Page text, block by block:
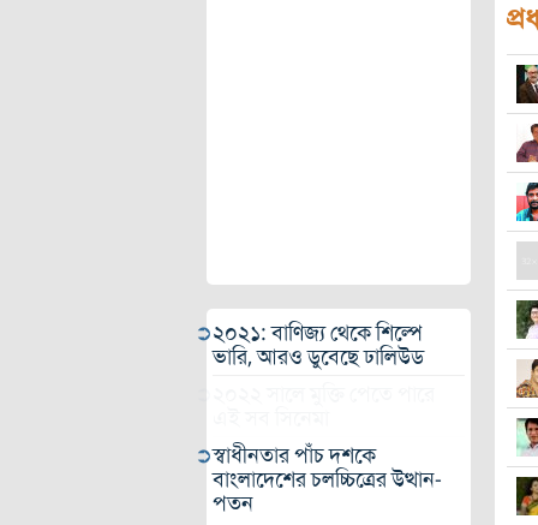
২০২১: বাণিজ্য থেকে শিল্পে
ভারি, আরও ডুবেছে ঢালিউড
স্বাধীনতার পাঁচ দশকে
বাংলাদেশের চলচ্চিত্রের উত্থান-
পতন